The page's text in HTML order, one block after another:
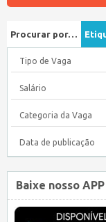
Procurar por…
Tipo de Vaga
Salário
Categoria da Vaga
Data de publicação
Baixe nosso